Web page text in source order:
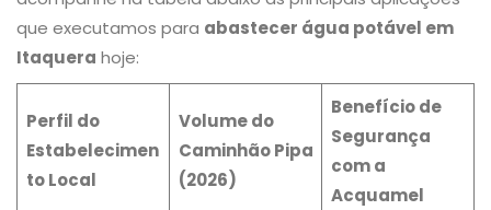
que executamos para abastecer água potável em
Itaquera hoje:
Perfil do
Estabelecimen
to Local
Volume do
Caminhão Pipa
(2026)
Benefício de
Segurança
com a
Acquamel